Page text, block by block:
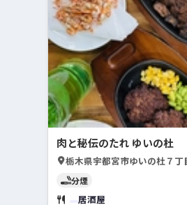
肉と秘伝のたれ ゆいの杜
栃木県宇都宮市ゆいの杜７
分煙
居酒屋